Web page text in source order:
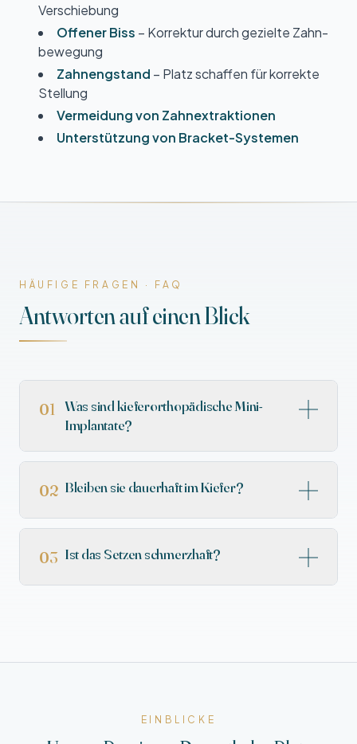
Verschiebung
Offener Biss – Korrektur durch gezielte Zahn­
bewegung
Zahn­engstand – Platz schaffen für korrekte
Stellung
Vermeidung von Zahn­extraktionen
Unterstützung von Bracket-Systemen
HÄUFIGE FRAGEN · FAQ
Antworten auf einen Blick
01 Was sind kieferorthopädische Mini-
Implantate?
02 Bleiben sie dauerhaft im Kiefer?
03 Ist das Setzen schmerzhaft?
EINBLICKE